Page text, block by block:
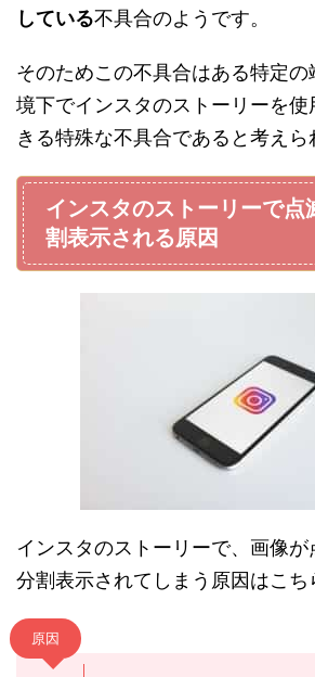
している不具合のようです。
そのためこの不具合はある特定
境下でインスタのストーリーを使
きる特殊な不具合であると考えら
インスタのストーリーで点
割表示される原因
インスタのストーリーで、画像
分割表示されてしまう原因はこち
原因